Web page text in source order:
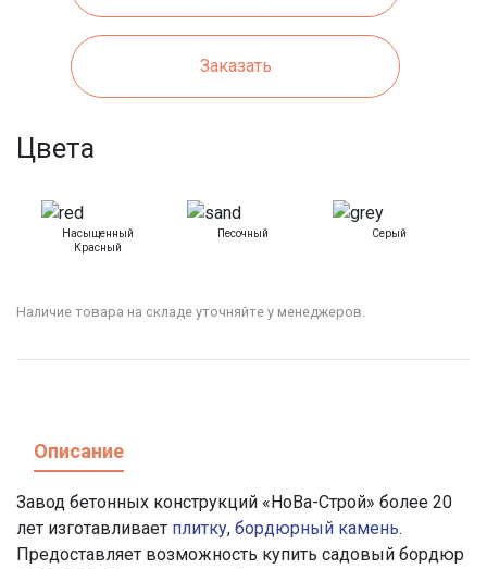
Заказать
Цвета
Насыщенный
Красный
Песочный Серый
Наличие товара на складе уточняйте у менеджеров.
Описание
Завод бетонных конструкций «НоВа-Строй» более 20
лет изготавливает плитку, бордюрный камень.
Предоставляет возможность купить садовый бордюр